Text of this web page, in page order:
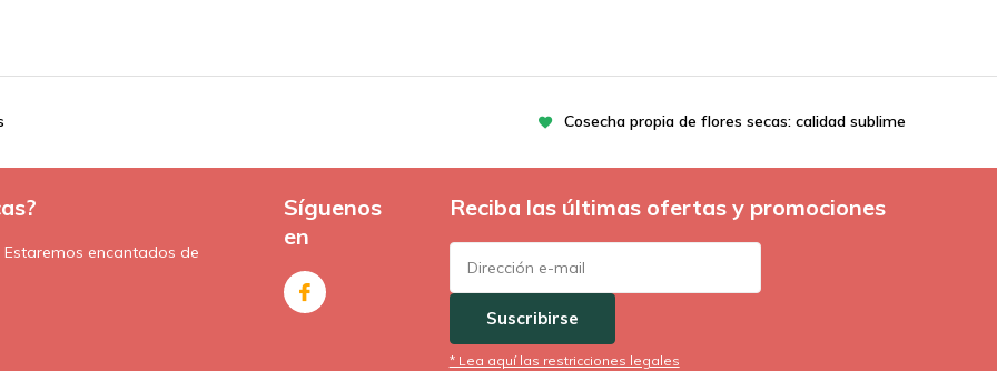
Cosecha propia de flores secas: calidad sublime
encantados de
Síguenos
en
Reciba las últimas ofertas y promociones
Suscribirse
* Lea aquí las restricciones legales